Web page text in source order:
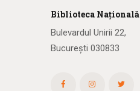
Biblioteca Națională
Bulevardul Unirii 22,
București 030833